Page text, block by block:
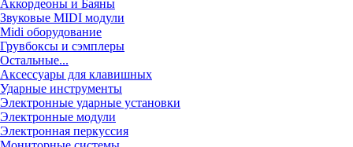
Аккордеоны и Баяны
Звуковые MIDI модули
Midi оборудование
Грувбоксы и сэмплеры
Остальные...
Аксессуары для клавишных
Ударные инструменты
Электронные ударные установки
Электронные модули
Электронная перкуссия